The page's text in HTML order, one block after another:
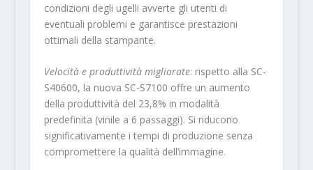
condizioni degli ugelli avverte gli utenti di
eventuali problemi e garantisce prestazioni
ottimali della stampante.
Velocità e produttività migliorate: rispetto alla SC-
S40600, la nuova SC-S7100 offre un aumento
della produttività del 23,8% in modalità
predefinita (vinile a 6 passaggi). Si riducono
significativamente i tempi di produzione senza
compromettere la qualità dell’immagine.